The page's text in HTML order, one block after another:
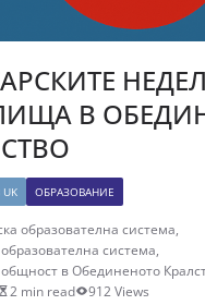
В
ОБРАЗОВАНИЕ
образователна система,
система,
общност в Обединеното
2 min read 912 Views